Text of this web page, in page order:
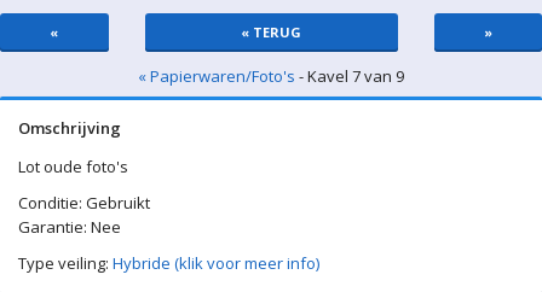
« « TERUG »
« Papierwaren/Foto's - Kavel 7 van 9
Omschrijving
Lot oude foto's
Conditie: Gebruikt
Garantie: Nee
Type veiling: Hybride (klik voor meer info)